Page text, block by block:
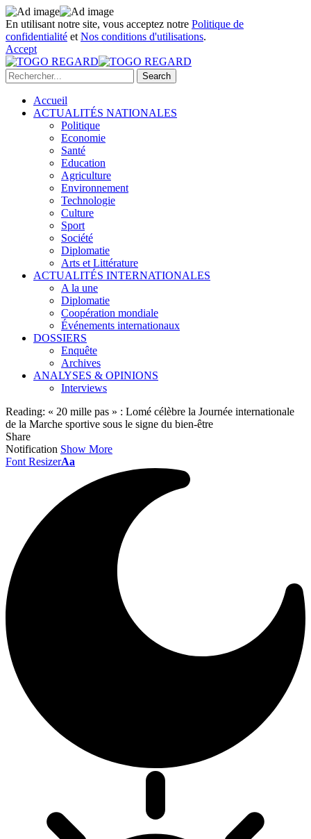
En utilisant notre site, vous acceptez notre Politique de
confidentialité et Nos conditions d'utilisations.
Accept
Accueil
ACTUALITÉS NATIONALES
Politique
Economie
Santé
Education
Agriculture
Environnement
Technologie
Culture
Sport
Société
Diplomatie
Arts et Littérature
ACTUALITÉS INTERNATIONALES
A la une
Diplomatie
Coopération mondiale
Événements internationaux
DOSSIERS
Enquête
Archives
ANALYSES & OPINIONS
Interviews
Reading: « 20 mille pas » : Lomé célèbre la Journée internationale
de la Marche sportive sous le signe du bien-être
Share
Notification Show More
Font ResizerAa